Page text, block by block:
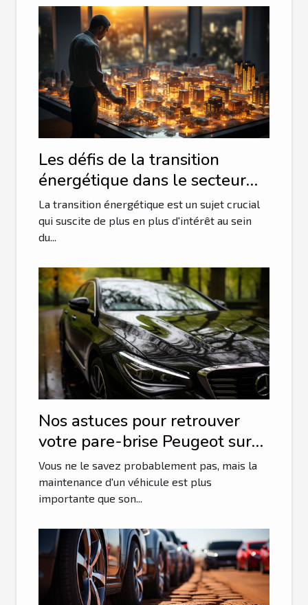
Les défis de la transition
énergétique dans le secteur
tech
La transition énergétique est un sujet crucial
qui suscite de plus en plus d'intérêt au sein
du...
Nos astuces pour retrouver
votre pare-brise Peugeot sur
le net
Vous ne le savez probablement pas, mais la
maintenance d'un véhicule est plus
importante que son...